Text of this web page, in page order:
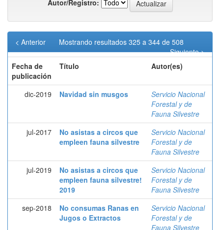
Autor/Registro:
Mostrando resultados 325 a 344 de 508
< Anterior
Siguiente >
Fecha de
publicación
Título Autor(es)
dic-2019 Navidad sin musgos
Servicio Nacional
Forestal y de
Fauna Silvestre
jul-2017
No asistas a circos que
empleen fauna silvestre
Servicio Nacional
Forestal y de
Fauna Silvestre
jul-2019
No asistas a circos que
empleen fauna silvestre!
2019
Servicio Nacional
Forestal y de
Fauna Silvestre
sep-2018
No consumas Ranas en
Jugos o Extractos
Servicio Nacional
Forestal y de
Fauna Silvestre